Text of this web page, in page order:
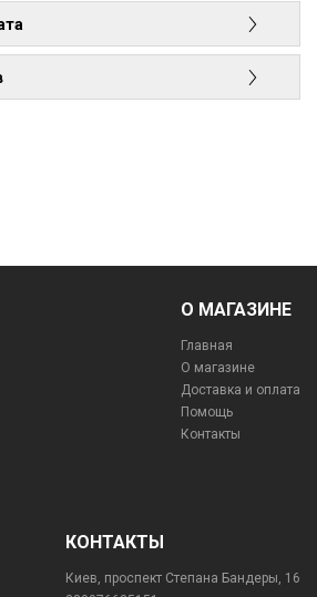
О МАГАЗИНЕ
Главная
О магазине
Доставка и оплата
Помощь
Контакты
КОНТАКТЫ
Киев, проспект Степана Бандеры, 16